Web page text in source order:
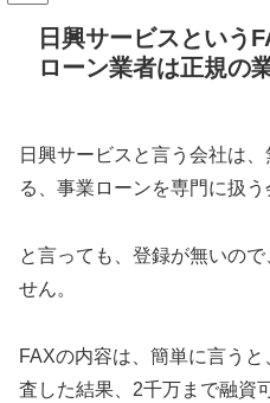
日興サービスという
ローン業者は正規の
日興サービスと言う会社は
る、事業ローンを専門に扱う
と言っても、登録が無いの
せん。
FAXの内容は、簡単に言う
査した結果、2千万まで融資